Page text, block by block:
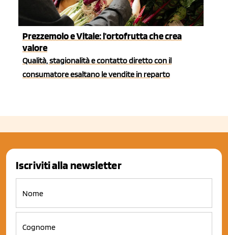
Prezzemolo e Vitale: l'ortofrutta che crea
valore
Qualità, stagionalità e contatto diretto con il
consumatore esaltano le vendite in reparto
Iscriviti alla newsletter